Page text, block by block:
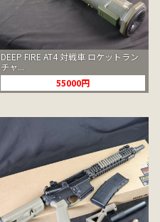
DEEP FIRE AT4 対戦車 ロケットラン
チャ...
55000円